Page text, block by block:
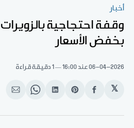
أخبار
وقفة احتجاجية
بخفض الأسعار
06-04-2026عند 16:00 1 دقيقة قراءة
𝕏
انشر
الفيسبوك
Share
Pinterest
انشر
لينكد
Shareانشر